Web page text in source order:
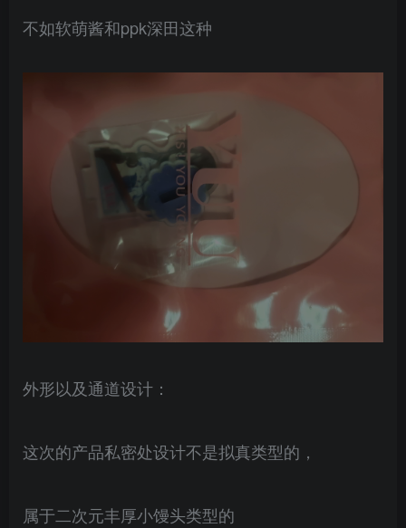
不如软萌酱和ppk深田这种
外形以及通道设计：
这次的产品私密处设计不是拟真类型的，
属于二次元丰厚小馒头类型的